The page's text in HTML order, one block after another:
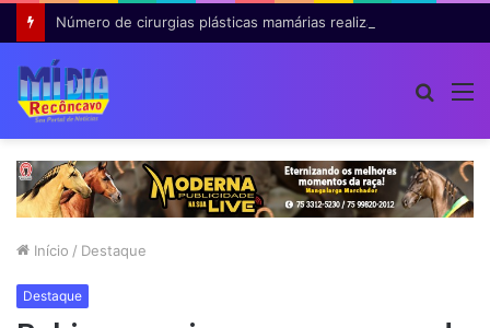
Início / Destaque
Destaque